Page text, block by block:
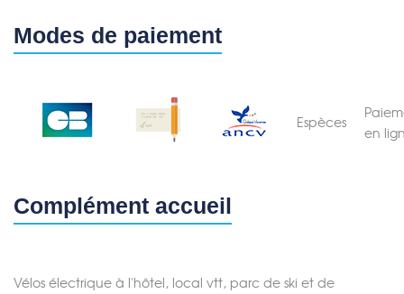
Modes de paiement
Espèces
en
Complément accueil
Vélos électrique à l'hôtel, local vtt, parc de ski et de